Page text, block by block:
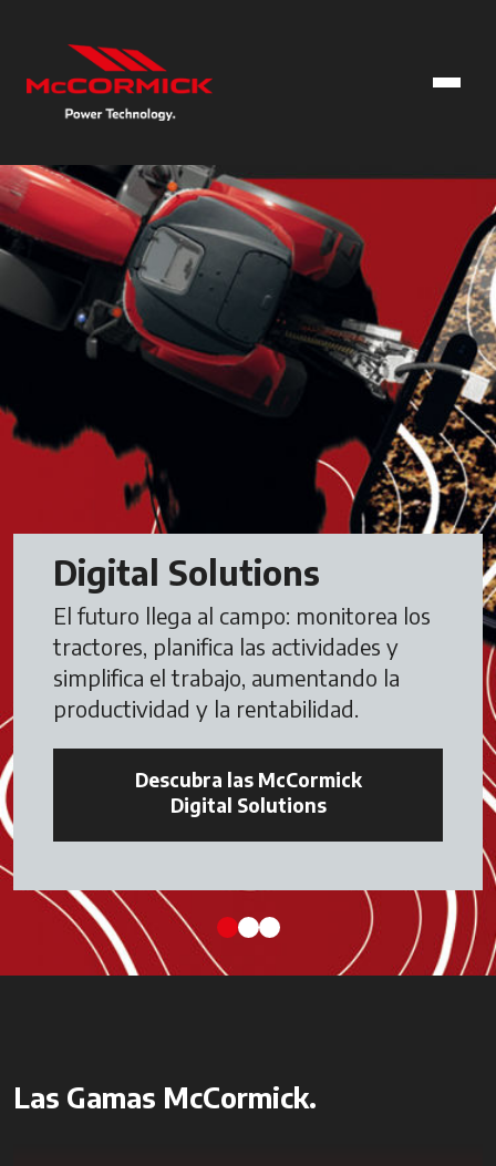
Digital Solutions
El futuro llega al campo: monitorea los
tractores, planifica las actividades y
simplifica el trabajo, aumentando la
productividad y la rentabilidad.
Descubra las McCormick
Digital Solutions
Las Gamas McCormick.